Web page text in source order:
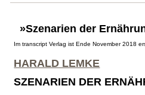
»Szenarien der
Im transcript Verlag ist Ende November 2018
HARALD LEMKE
SZENARIEN DER